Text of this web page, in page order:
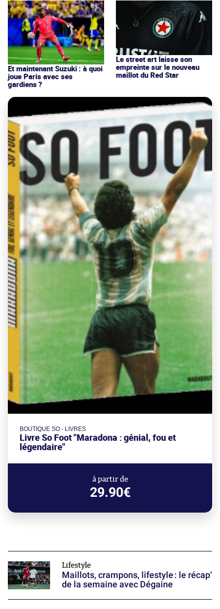
Et maintenant Suzuki : à quoi
joue Paris avec ses
gardiens ?
Le street art laisse son
empreinte sur le nouveau
maillot du Red Star
BOUTIQUE SO - LIVRES
Livre So Foot "Maradona : génial, fou et
légendaire"
à partir de
29.90€
Lifestyle
Maillots, crampons, lifestyle : le récap’
de la semaine avec Dégaine